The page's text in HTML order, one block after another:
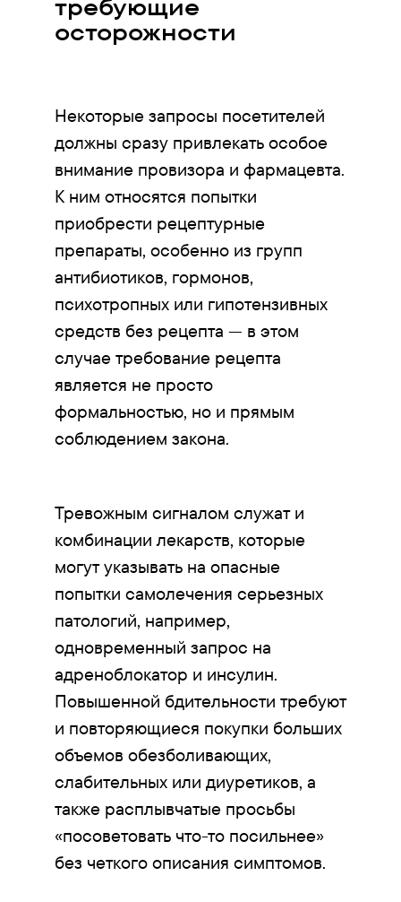
требующие
осторожности
Некоторые запросы посетителей
должны сразу привлекать особое
внимание провизора и фармацевта.
К ним относятся попытки
приобрести рецептурные
препараты, особенно из групп
антибиотиков, гормонов,
психотропных или гипотензивных
средств без рецепта — в этом
случае требование рецепта
является не просто
формальностью, но и прямым
соблюдением закона.
Тревожным сигналом служат и
комбинации лекарств, которые
могут указывать на опасные
попытки самолечения серьезных
патологий, например,
одновременный запрос на
адреноблокатор и инсулин.
Повышенной бдительности требуют
и повторяющиеся покупки больших
объемов обезболивающих,
слабительных или диуретиков, а
также расплывчатые просьбы
«посоветовать что-то посильнее»
без четкого описания симптомов.